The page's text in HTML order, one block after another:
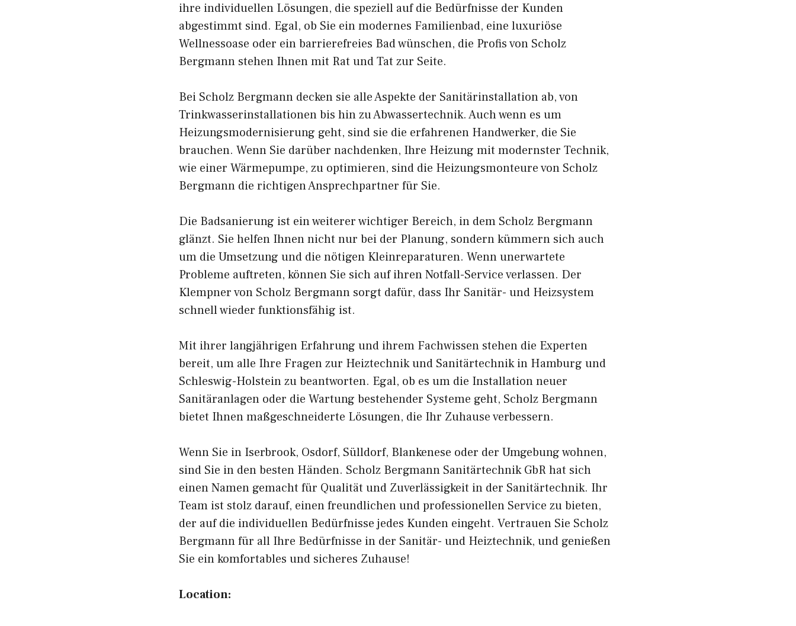
ihre individuellen Lösungen, die speziell auf die Bedürfnisse der Kunden
abgestimmt sind. Egal, ob Sie ein modernes Familienbad, eine luxuriöse
Wellnessoase oder ein barrierefreies Bad wünschen, die Profis von Scholz
Bergmann stehen Ihnen mit Rat und Tat zur Seite.
Bei Scholz Bergmann decken sie alle Aspekte der Sanitärinstallation ab, von
Trinkwasserinstallationen bis hin zu Abwassertechnik. Auch wenn es um
Heizungsmodernisierung geht, sind sie die erfahrenen Handwerker, die Sie
brauchen. Wenn Sie darüber nachdenken, Ihre Heizung mit modernster Technik,
wie einer Wärmepumpe, zu optimieren, sind die Heizungsmonteure von Scholz
Bergmann die richtigen Ansprechpartner für Sie.
Die Badsanierung ist ein weiterer wichtiger Bereich, in dem Scholz Bergmann
glänzt. Sie helfen Ihnen nicht nur bei der Planung, sondern kümmern sich auch
um die Umsetzung und die nötigen Kleinreparaturen. Wenn unerwartete
Probleme auftreten, können Sie sich auf ihren Notfall-Service verlassen. Der
Klempner von Scholz Bergmann sorgt dafür, dass Ihr Sanitär- und Heizsystem
schnell wieder funktionsfähig ist.
Mit ihrer langjährigen Erfahrung und ihrem Fachwissen stehen die Experten
bereit, um alle Ihre Fragen zur Heiztechnik und Sanitärtechnik in Hamburg und
Schleswig-Holstein zu beantworten. Egal, ob es um die Installation neuer
Sanitäranlagen oder die Wartung bestehender Systeme geht, Scholz Bergmann
bietet Ihnen maßgeschneiderte Lösungen, die Ihr Zuhause verbessern.
Wenn Sie in Iserbrook, Osdorf, Sülldorf, Blankenese oder der Umgebung wohnen,
sind Sie in den besten Händen. Scholz Bergmann Sanitärtechnik GbR hat sich
einen Namen gemacht für Qualität und Zuverlässigkeit in der Sanitärtechnik. Ihr
Team ist stolz darauf, einen freundlichen und professionellen Service zu bieten,
der auf die individuellen Bedürfnisse jedes Kunden eingeht. Vertrauen Sie Scholz
Bergmann für all Ihre Bedürfnisse in der Sanitär- und Heiztechnik, und genießen
Sie ein komfortables und sicheres Zuhause!
Location: